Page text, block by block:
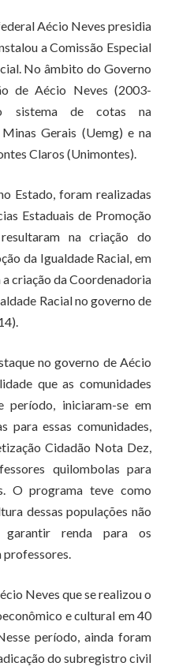
Aécio Neves presidia
a Comissão Especial
No âmbito do Governo
de Aécio Neves (2003-
sistema de cotas na
Gerais (Uemg) e na
Claros (Unimontes).
Estado, foram realizadas
Estaduais de Promoção
na criação do
da Igualdade Racial, em
criação da Coordenadoria
Racial no governo de
no governo de Aécio
que as comunidades
período, iniciaram-se em
para essas comunidades,
Cidadão Nota Dez,
quilombolas para
O programa teve como
dessas populações não
garantir renda para os
professores.
Neves que se realizou o
e cultural em 40
período, ainda foram
do subregistro civil